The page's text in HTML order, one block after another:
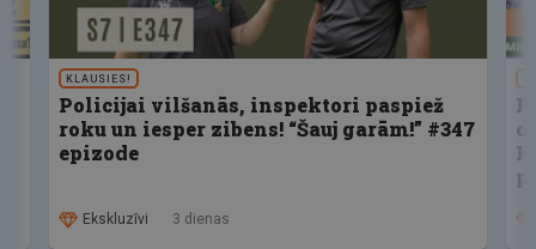
KLAUSIES!
Policijai vilšanās, inspektori paspiež
roku un iesper zibens! “Šauj garām!” #347
epizode
Ekskluzīvi 3 dienas